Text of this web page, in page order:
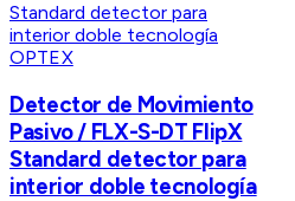
OPTEX
Detector de Movimiento
Pasivo / FLX-S-DT FlipX
Standard detector para
interior doble tecnología